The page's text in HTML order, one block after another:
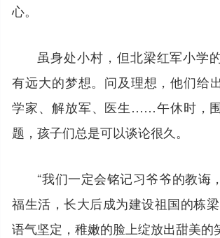
心。
虽身处小村，但北梁红军小学
有远大的梦想。问及理想，他们给
学家、解放军、医生……午休时，
题，孩子们总是可以谈论很久。
“我们一定会铭记习爷爷的教诲
福生活，长大后成为建设祖国的栋
语气坚定，稚嫩的脸上绽放出甜美的